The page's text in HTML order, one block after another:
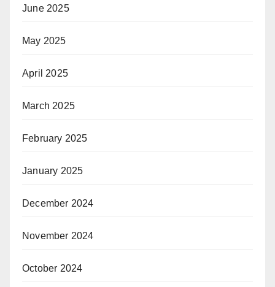
June 2025
May 2025
April 2025
March 2025
February 2025
January 2025
December 2024
November 2024
October 2024